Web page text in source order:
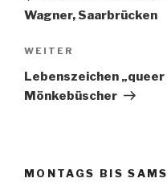
Wagner, Saarbrücken
Nächster
Beitrag
WEITER
Lebenszeichen
Mönkebüscher
MONTAGS BIS